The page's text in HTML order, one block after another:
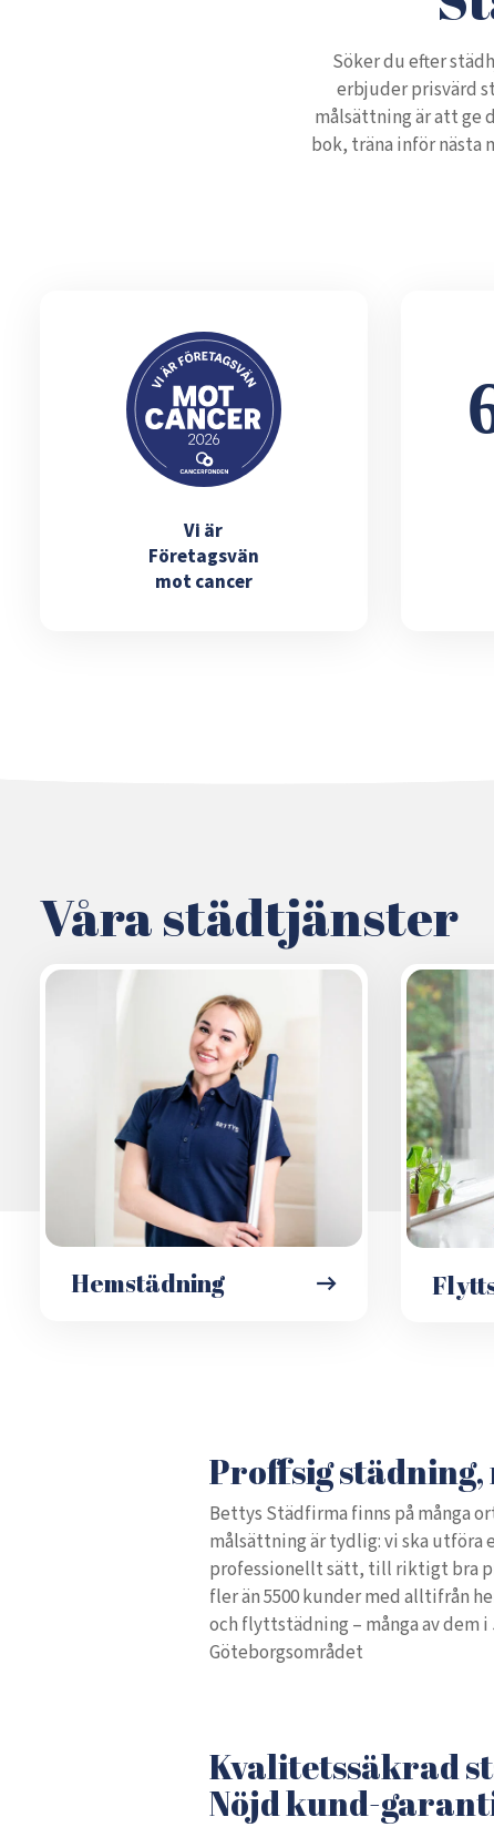
Söker du efter
erbjuder prisvärd
målsättning är att ge
bok, träna inför nästa
Vi är
Företagsvän
mot cancer
Våra städtjänster
Hemstädning
Proffsig
Bettys Städfirma finns på många
målsättning är tydlig: vi ska utföra
professionellt sätt, till riktigt bra
fler än 5500 kunder med alltifrån
och flyttstädning – många av dem i
Göteborgsområdet
Kvalitetssäkrad
Nöjd kund-